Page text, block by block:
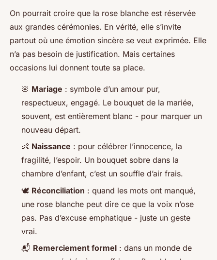
On pourrait croire que la rose blanche est réservée
aux grandes cérémonies. En vérité, elle s’invite
partout où une émotion sincère se veut exprimée. Elle
n’a pas besoin de justification. Mais certaines
occasions lui donnent toute sa place.
🌸 Mariage : symbole d’un amour pur,
respectueux, engagé. Le bouquet de la mariée,
souvent, est entièrement blanc - pour marquer un
nouveau départ.
👶 Naissance : pour célébrer l’innocence, la
fragilité, l’espoir. Un bouquet sobre dans la
chambre d’enfant, c’est un souffle d’air frais.
🕊️ Réconciliation : quand les mots ont manqué,
une rose blanche peut dire ce que la voix n’ose
pas. Pas d’excuse emphatique - juste un geste
vrai.
📬 Remerciement formel : dans un monde de